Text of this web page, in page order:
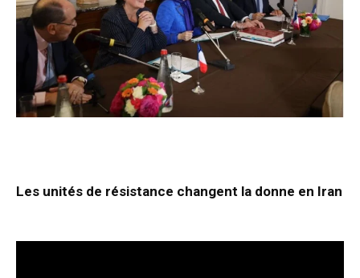
Les unités de résistance changent la donne en Iran